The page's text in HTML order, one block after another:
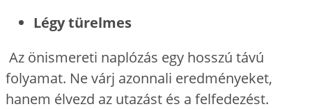
Légy türelmes
Az önismereti naplózás egy hosszú távú
folyamat. Ne várj azonnali eredményeket,
hanem élvezd az utazást és a felfedezést.